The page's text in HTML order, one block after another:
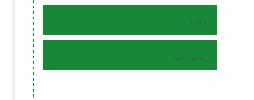
داوران
تماس با ما